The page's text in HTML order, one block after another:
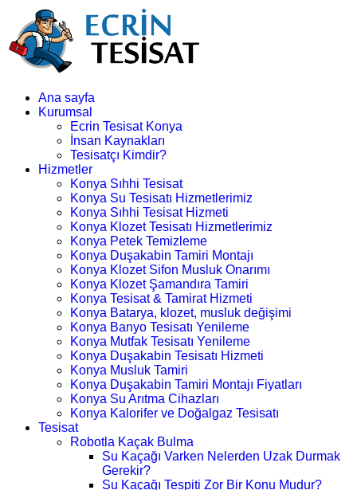
Ana sayfa
Kurumsal
Ecrin Tesisat Konya
İnsan Kaynakları
Tesisatçı Kimdir?
Hizmetler
Konya Sıhhi Tesisat
Konya Su Tesisatı Hizmetlerimiz
Konya Sıhhi Tesisat Hizmeti
Konya Klozet Tesisatı Hizmetlerimiz
Konya Petek Temizleme
Konya Duşakabin Tamiri Montajı
Konya Klozet Sifon Musluk Onarımı
Konya Klozet Şamandıra Tamiri
Konya Tesisat & Tamirat Hizmeti
Konya Batarya, klozet, musluk değişimi
Konya Banyo Tesisatı Yenileme
Konya Mutfak Tesisatı Yenileme
Konya Duşakabin Tesisatı Hizmeti
Konya Musluk Tamiri
Konya Duşakabin Tamiri Montajı Fiyatları
Konya Su Arıtma Cihazları
Konya Kalorifer ve Doğalgaz Tesisatı
Tesisat
Robotla Kaçak Bulma
Su Kaçağı Varken Nelerden Uzak Durmak
Gerekir?
Su Kaçağı Tespiti Zor Bir Konu Mudur?